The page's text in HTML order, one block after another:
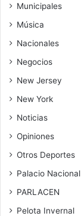
Municipales
Música
Nacionales
Negocios
New Jersey
New York
Noticias
Opiniones
Otros Deportes
Palacio Nacional
PARLACEN
Pelota Invernal